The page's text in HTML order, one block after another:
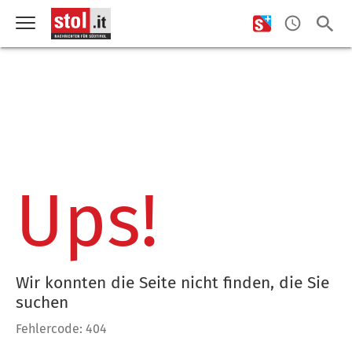
Ups!
Wir konnten die Seite nicht finden, die Sie
suchen
Fehlercode: 404